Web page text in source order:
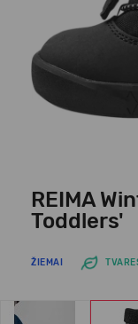
REIMA
Toddlers'
ŽIEMAI